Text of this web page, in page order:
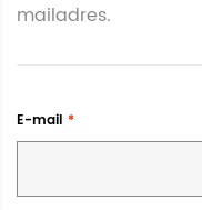
mailadres.
E-mail